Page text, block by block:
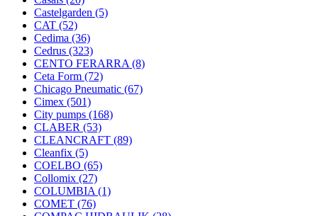
Castelgarden (5)
CAT (52)
Cedima (36)
Cedrus (323)
CENTO FERARRA (8)
Ceta Form (72)
Chicago Pneumatic (67)
Cimex (501)
City pumps (168)
CLABER (53)
CLEANCRAFT (89)
Cleanfix (5)
COELBO (65)
Collomix (27)
COLUMBIA (1)
COMET (76)